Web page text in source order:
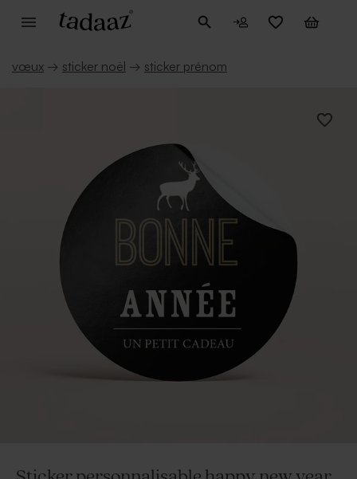
vœux → sticker noël → sticker prénom